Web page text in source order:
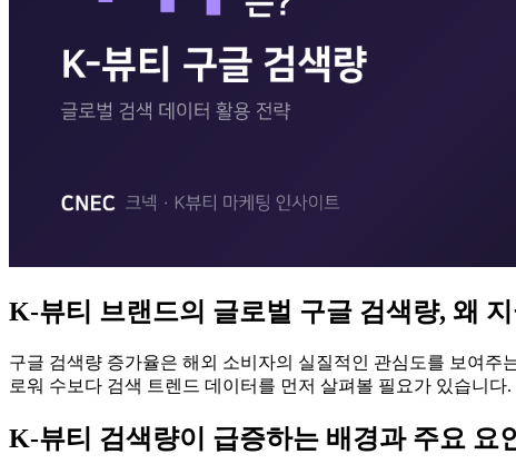
K-뷰티 브랜드의 글로벌 구글 검색량, 왜
구글 검색량 증가율은 해외 소비자의 실질적인 관심도를 보여주
로워 수보다 검색 트렌드 데이터를 먼저 살펴볼 필요가 있습니
K-뷰티 검색량이 급증하는 배경과 주요 요